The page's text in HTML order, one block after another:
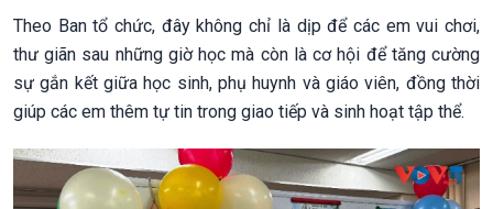
Theo Ban tổ chức, đây không chỉ là dịp để các em vui chơi,
thư giãn sau những giờ học mà còn là cơ hội để tăng cường
sự gắn kết giữa học sinh, phụ huynh và giáo viên, đồng thời
giúp các em thêm tự tin trong giao tiếp và sinh hoạt tập thể.